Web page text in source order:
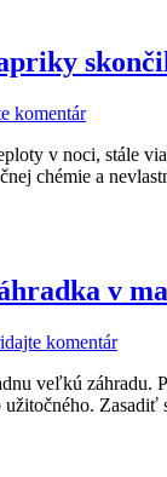
komentár
v noci, stále
chémie a
v
komentár
veľkú záhradu.